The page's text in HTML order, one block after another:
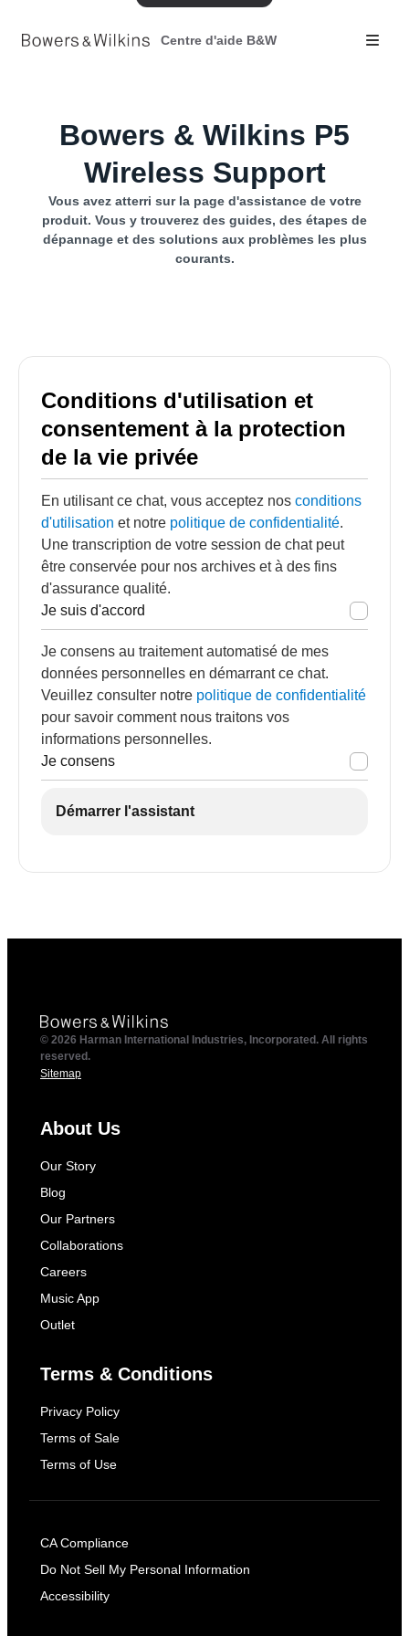
Centre d'aide B&W
Bowers & Wilkins P5
Wireless Support
Vous avez atterri sur la page d'assistance de votre
produit. Vous y trouverez des guides, des étapes de
dépannage et des solutions aux problèmes les plus
courants.
Conditions d'utilisation et
consentement à la protection
de la vie privée
En utilisant ce chat, vous acceptez nos conditions
d'utilisation et notre politique de confidentialité.
Une transcription de votre session de chat peut
être conservée pour nos archives et à des fins
d'assurance qualité.
Je suis d'accord
Je consens au traitement automatisé de mes
données personnelles en démarrant ce chat.
Veuillez consulter notre politique de confidentialité
pour savoir comment nous traitons vos
informations personnelles.
Je consens
Démarrer l'assistant
© 2026 Harman International Industries, Incorporated. All rights
reserved.
Sitemap
About Us
Our Story
Blog
Our Partners
Collaborations
Careers
Music App
Outlet
Terms & Conditions
Privacy Policy
Terms of Sale
Terms of Use
CA Compliance
Do Not Sell My Personal Information
Accessibility